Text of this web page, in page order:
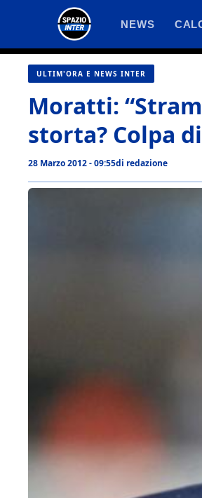
contenuto
NEWS
ULTIM'ORA E NEWS INTER
Moratti:
storta? Colpa
28 Marzo 2012 - 09:55di redazione